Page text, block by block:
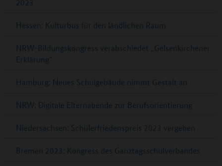
2023
Hessen: Kulturbus für den ländlichen Raum
NRW-Bildungskongress verabschiedet „Gelsenkirchener
Erklärung“
Hamburg: Neues Schulgebäude nimmt Gestalt an
NRW: Digitale Elternabende zur Berufsorientierung
Niedersachsen: Schülerfriedenspreis 2023 vergeben
Bremen 2023: Kongress des Ganztagsschulverbandes